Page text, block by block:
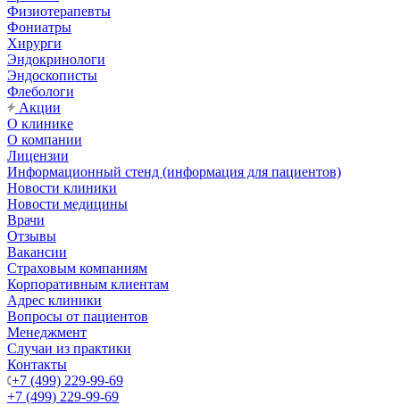
Физиотерапевты
Фониатры
Хирурги
Эндокринологи
Эндоскописты
Флебологи
Акции
О клинике
О компании
Лицензии
Информационный стенд (информация для пациентов)
Новости клиники
Новости медицины
Врачи
Отзывы
Вакансии
Страховым компаниям
Корпоративным клиентам
Адрес клиники
Вопросы от пациентов
Менеджмент
Случаи из практики
Контакты
+7 (499) 229-99-69
+7 (499) 229-99-69